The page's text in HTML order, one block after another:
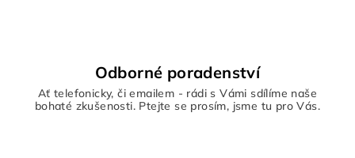
Odborné poradenství
Ať telefonicky, či emailem - rádi s Vámi sdílíme naše
bohaté zkušenosti. Ptejte se prosím, jsme tu pro Vás.